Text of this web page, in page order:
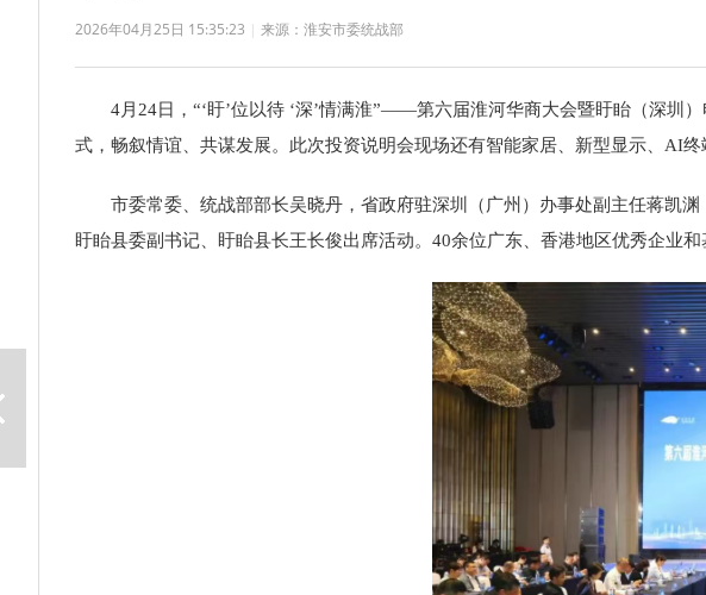
2026年04月25日 15:35:23 | 来源：淮安市委统战部
4月24日，“‘盱’位以待 ‘深’情满淮”——第六届淮河华商大会暨盱眙（深圳
式，畅叙情谊、共谋发展。此次投资说明会现场还有智能家居、新型显示、AI终
市委常委、统战部部长吴晓丹，省政府驻深圳（广州）办事处副主任蒋凯
盱眙县委副书记、盱眙县长王长俊出席活动。40余位广东、香港地区优秀企业